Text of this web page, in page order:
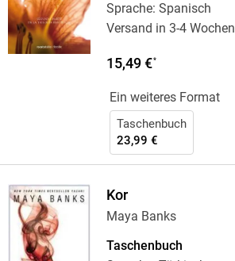
Sprache: Spanisch
Versand in 3-4 Wochen
15,49 €*
Ein weiteres Format
Taschenbuch
23,99 €
Kor
Maya Banks
Taschenbuch